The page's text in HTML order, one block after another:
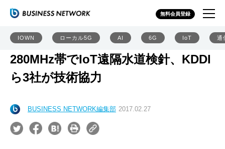
無料会員登録
IOWN ローカル5G AI 6G IoT 通
280MHz帯でIoT遠隔水道検針、KDDI
ら3社が技術協力
BUSINESS NETWORK編集部 2017.02.27